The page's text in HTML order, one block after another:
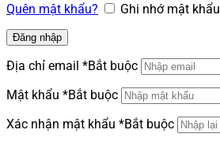
Quên mật khẩu?
Ghi nhớ mật khẩu
Đăng nhập
Địa chỉ email *Bắt buộc
Mật khẩu *Bắt buộc
Xác nhận mật khẩu *Bắt buộc